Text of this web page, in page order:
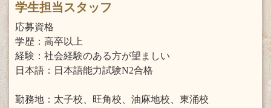
学生担当スタッフ
応募資格
学歴：高卒以上
経験：社会経験のある方が望ましい
日本語：日本語能力試験N2合格
勤務地：太子校、旺角校、油麻地校、東涌校